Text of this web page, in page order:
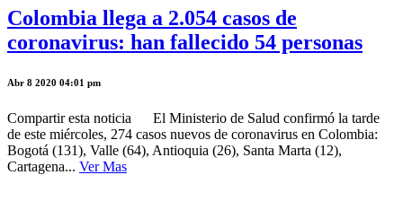
Colombia llega a 2.054 casos de
coronavirus: han fallecido 54 personas
Abr 8 2020 04:01 pm
Compartir esta noticia El Ministerio de Salud confirmó la tarde
de este miércoles, 274 casos nuevos de coronavirus en Colombia:
Bogotá (131), Valle (64), Antioquia (26), Santa Marta (12),
Cartagena... Ver Mas